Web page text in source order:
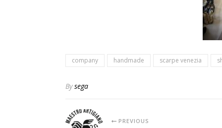
company handmade scarpe venezia
Bysega
PREVIOUS